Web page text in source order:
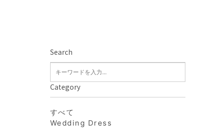
Search
Category
すべて
Wedding Dress